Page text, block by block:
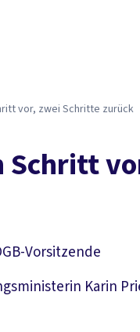
vor, zwei Schritte zurück
Vorsitzende
Karin